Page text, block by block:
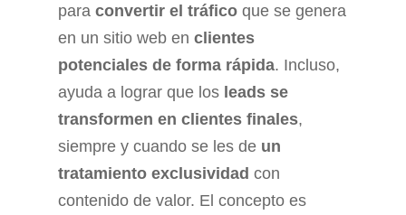
para convertir el tráfico que se genera
en un sitio web en clientes
potenciales de forma rápida. Incluso,
ayuda a lograr que los leads se
transformen en clientes finales,
siempre y cuando se les de un
tratamiento exclusividad con
contenido de valor. El concepto es